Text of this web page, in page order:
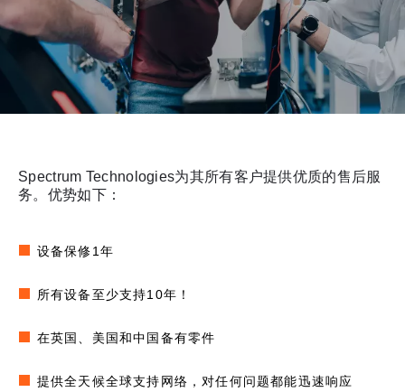
Spectrum Technologies为其所有客户提供优质的售后服
务。优势如下：
设备保修1年
所有设备至少支持10年！
在英国、美国和中国备有零件
提供全天候全球支持网络，对任何问题都能迅速响应